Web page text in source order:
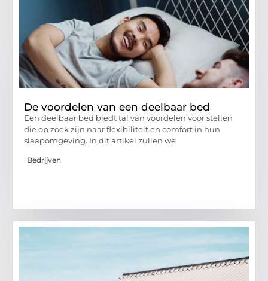
De voordelen van een deelbaar bed
Een deelbaar bed biedt tal van voordelen voor stellen
die op zoek zijn naar flexibiliteit en comfort in hun
slaapomgeving. In dit artikel zullen we
Bedrijven